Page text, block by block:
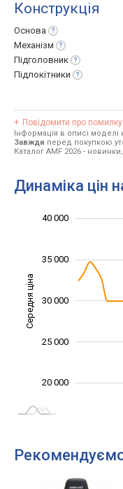
Конструкція
Основа
Механізм
Підголовник
Підлокітники
Повідомити про помилку
Інформація в описі
Завжди перед покупкою
Каталог AMF 2026 - новинки,
Динаміка цін
Середня ціна 20 000
20 000
40 000
30 000
35 000
25 000